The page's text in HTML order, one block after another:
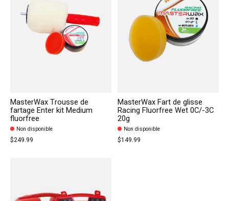
MasterWax Trousse de
fartage Enter kit Medium
fluorfree
Non disponible
$249.99
MasterWax Fart de glisse
Racing Fluorfree Wet 0C/-3C
20g
Non disponible
$149.99